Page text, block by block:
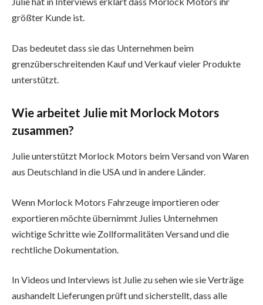
größter Kunde ist.
Das bedeutet dass sie das Unternehmen beim
grenzüberschreitenden Kauf und Verkauf vieler Produkte
unterstützt.
Wie arbeitet Julie mit Morlock Motors
zusammen?
Julie unterstützt Morlock Motors beim Versand von Waren
aus Deutschland in die USA und in andere Länder.
Wenn Morlock Motors Fahrzeuge importieren oder
exportieren möchte übernimmt Julies Unternehmen
wichtige Schritte wie Zollformalitäten Versand und die
rechtliche Dokumentation.
In Videos und Interviews ist Julie zu sehen wie sie Verträge
aushandelt Lieferungen prüft und sicherstellt, dass alle